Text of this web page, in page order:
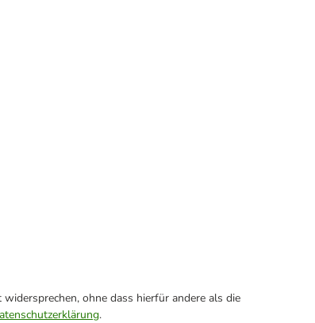
ohne dass hierfür andere als die
.